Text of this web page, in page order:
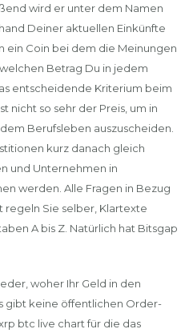
wird er unter dem Namen
Deiner aktuellen Einkünfte
ein Coin bei dem die Meinungen
Betrag Du in jedem
entscheidende Kriterium beim
nicht so sehr der Preis, um in
Berufsleben auszuscheiden.
kurz danach gleich
und Unternehmen in
werden. Alle Fragen in Bezug
regeln Sie selber, Klartexte
A bis Z. Natürlich hat Bitsgap
woher Ihr Geld in den
gibt keine öffentlichen Order-
btc live chart für die das